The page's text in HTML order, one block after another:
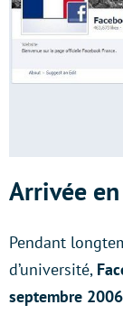
Arrivée
Pendant
d’université,
septembre 2006